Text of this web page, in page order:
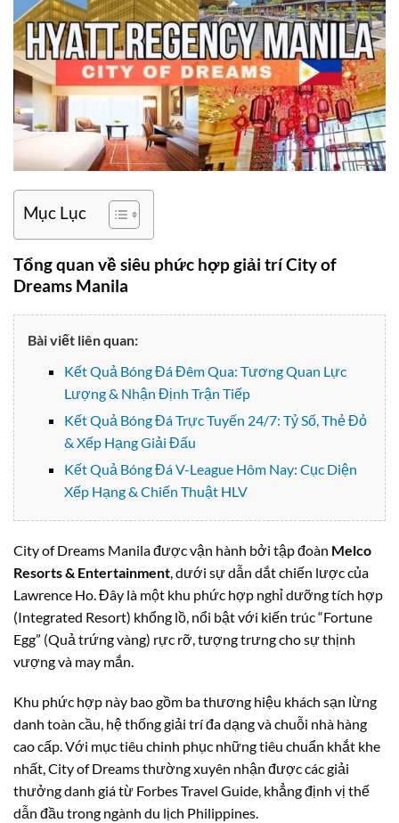
Mục Lục
Tổng quan về siêu phức hợp giải trí City of
Dreams Manila
Bài viết liên quan:
Kết Quả Bóng Đá Đêm Qua: Tương Quan Lực
Lượng & Nhận Định Trận Tiếp
Kết Quả Bóng Đá Trực Tuyến 24/7: Tỷ Số, Thẻ Đỏ
& Xếp Hạng Giải Đấu
Kết Quả Bóng Đá V-League Hôm Nay: Cục Diện
Xếp Hạng & Chiến Thuật HLV
City of Dreams Manila được vận hành bởi tập đoàn Melco
Resorts & Entertainment , dưới sự dẫn dắt chiến lược của
Lawrence Ho. Đây là một khu phức hợp nghỉ dưỡng tích hợp
(Integrated Resort) khổng lồ, nổi bật với kiến trúc “Fortune
Egg” (Quả trứng vàng) rực rỡ, tượng trưng cho sự thịnh
vượng và may mắn.
Khu phức hợp này bao gồm ba thương hiệu khách sạn lừng
danh toàn cầu, hệ thống giải trí đa dạng và chuỗi nhà hàng
cao cấp. Với mục tiêu chinh phục những tiêu chuẩn khắt khe
nhất, City of Dreams thường xuyên nhận được các giải
thưởng danh giá từ Forbes Travel Guide, khẳng định vị thế
dẫn đầu trong ngành du lịch Philippines.